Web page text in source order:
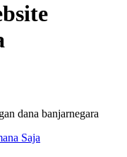
dana banjarnegara